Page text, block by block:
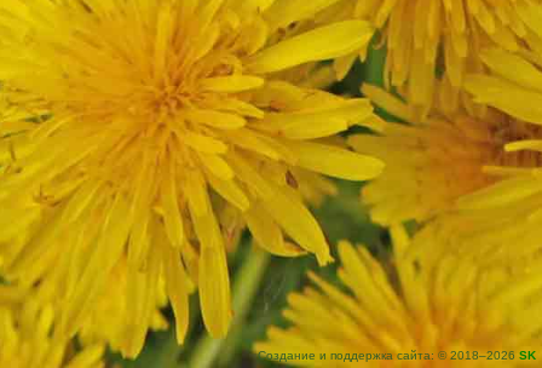
Создание и поддержка сайта: © 2018–2026 SK